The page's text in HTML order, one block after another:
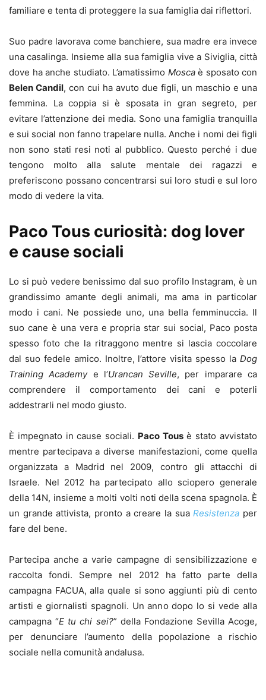
familiare e tenta di proteggere la sua famiglia dai riflettori.
Suo padre lavorava come banchiere, sua madre era invece
una casalinga. Insieme alla sua famiglia vive a Siviglia, città
dove ha anche studiato. L’amatissimo Moscaè sposato con
Belen Candil, con cui ha avuto due figli, un maschio e una
femmina. La coppia si è sposata in gran segreto, per
evitare l’attenzione dei media. Sono una famiglia tranquilla
e sui social non fanno trapelare nulla. Anche i nomi dei figli
non sono stati resi noti al pubblico. Questo perché i due
tengono molto alla salute mentale dei ragazzi e
preferiscono possano concentrarsi sui loro studi e sul loro
modo di vedere la vita.
Paco Tous curiosità: dog lover
e cause sociali
Lo si può vedere benissimo dal suo profilo Instagram, è un
grandissimo amante degli animali, ma ama in particolar
modo i cani. Ne possiede uno, una bella femminuccia. Il
suo cane è una vera e propria star sui social, Paco posta
spesso foto che la ritraggono mentre si lascia coccolare
dal suo fedele amico. Inoltre, l’attore visita spesso la Dog
Training Academye l’Urancan Seville, per imparare ca
comprendere il comportamento dei cani e poterli
addestrarli nel modo giusto.
È impegnato in cause sociali. Paco Tousè stato avvistato
mentre partecipava a diverse manifestazioni, come quella
organizzata a Madrid nel 2009, contro gli attacchi di
Israele. Nel 2012 ha partecipato allo sciopero generale
della 14N, insieme a molti volti noti della scena spagnola. È
un grande attivista, pronto a creare la suaResistenza per
fare del bene.
Partecipa anche a varie campagne di sensibilizzazione e
raccolta fondi. Sempre nel 2012 ha fatto parte della
campagna FACUA, alla quale si sono aggiunti più di cento
artisti e giornalisti spagnoli. Un anno dopo lo si vede alla
campagna “E tu chi sei?” della Fondazione Sevilla Acoge,
per denunciare l’aumento della popolazione a rischio
sociale nella comunità andalusa.